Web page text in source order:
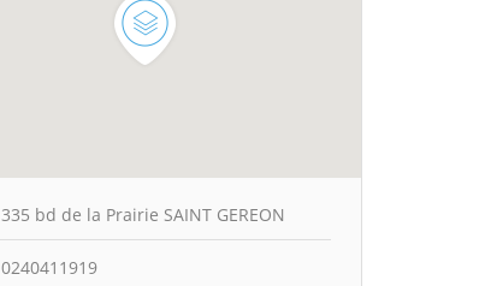
335 bd de la Prairie SAINT GEREON
0240411919